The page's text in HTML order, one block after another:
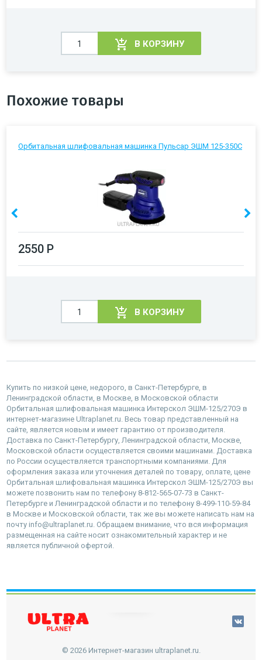
В КОРЗИНУ
Похожие товары
Орбитальная шлифовальная машинка Пульсар ЭШМ 125-350С
2550 Р
В КОРЗИНУ
Купить по низкой цене, недорого, в Санкт-Петербурге, в
Ленинградской области, в Москве, в Московской области
Орбитальная шлифовальная машинка Интерскол ЭШМ-125/270Э в
интернет-магазине Ultraplanet.ru. Весь товар представленный на
сайте, является новым и имеет гарантию от производителя.
Доставка по Санкт-Петербургу, Ленинградской области, Москве,
Московской области осуществляется своими машинами. Доставка
по России осуществляется транспортными компаниями. Для
оформления заказа или уточнения деталей по товару, оплате, цене
Орбитальная шлифовальная машинка Интерскол ЭШМ-125/270Э вы
можете позвонить нам по телефону 8-812-565-07-73 в Санкт-
Петербурге и Ленинградской области и по телефону 8-499-110-59-84
в Москве и Московской области, так же вы можете написать нам на
почту info@ultraplanet.ru. Обращаем внимание, что вся информация
размещенная на сайте носит ознакомительный характер и не
является публичной офертой.
© 2026 Интернет-магазин ultraplanet.ru.
наверх